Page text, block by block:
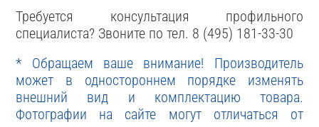
Требуется консультация профильного
специалиста? Звоните по тел. 8 (495) 181-33-30
* Обращаем ваше внимание! Производитель
может в одностороннем порядке изменять
внешний вид и комплектацию товара.
Фотографии на сайте могут отличаться от